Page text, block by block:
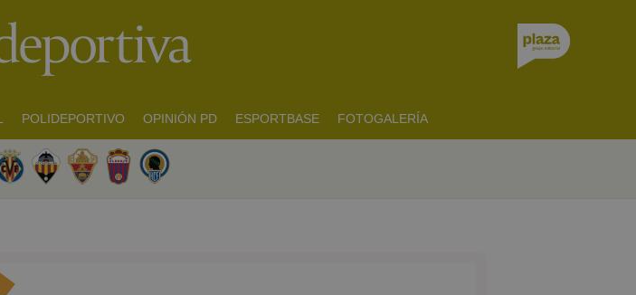
POLIDEPORTIVO OPINIÓN PD ESPORTBASE FOTOGALERÍA